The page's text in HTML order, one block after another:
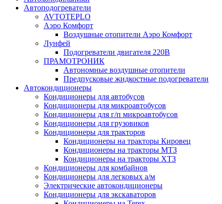
Автоподогреватели
AVTOTEPLO
Аэро Комфорт
Воздушные отопители Аэро Комфорт
Лунфей
Подогреватели двигателя 220В
ПРАМОТРОНИК
Автономные воздушные отопители
Предпусковые жидкостные подогреватели
Автокондиционеры
Кондиционеры для автобусов
Кондиционеры для микроавтобусов
Кондиционеры для г/п микроавтобусов
Кондиционеры для грузовиков
Кондиционеры для тракторов
Кондиционеры на тракторы Кировец
Кондиционеры на тракторы МТЗ
Кондиционеры на тракторы ХТЗ
Кондиционеры для комбайнов
Кондиционеры для легковых а/м
Электрические автокондиционеры
Кондиционеры для экскаваторов